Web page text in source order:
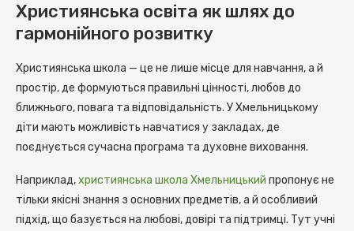
Християнська освіта як шлях до
гармонійного розвитку
Християнська школа — це не лише місце для навчання, а й
простір, де формуються правильні цінності, любов до
ближнього, повага та відповідальність. У Хмельницькому
діти мають можливість навчатися у закладах, де
поєднується сучасна програма та духовне виховання.
Наприклад,християнська школа Хмельницький пропонує не
тільки якісні знання з основних предметів, а й особливий
підхід, що базується на любові, довірі та підтримці. Тут учні